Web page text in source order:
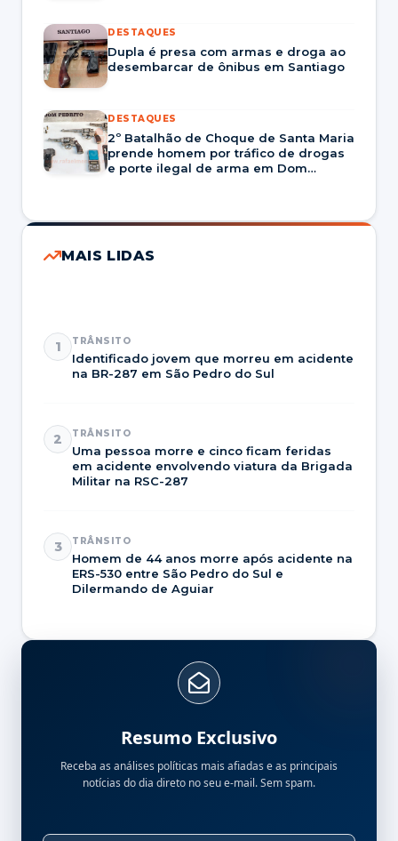
DESTAQUES
Dupla é presa com armas e droga ao
desembarcar de ônibus em Santiago
DESTAQUES
2º Batalhão de Choque de Santa Maria
prende homem por tráfico de drogas
e porte ilegal de arma em Dom
MAIS LIDAS
1 TRÂNSITO
Identificado jovem que morreu em acidente
na BR-287 em São Pedro do Sul
2 TRÂNSITO
Uma pessoa morre e cinco ficam feridas
em acidente envolvendo viatura da Brigada
Militar na RSC-287
3 TRÂNSITO
Homem de 44 anos morre após acidente na
ERS-530 entre São Pedro do Sul e
Dilermando de Aguiar
Resumo Exclusivo
Receba as análises políticas mais afiadas e as principais
notícias do dia direto no seu e-mail. Sem spam.